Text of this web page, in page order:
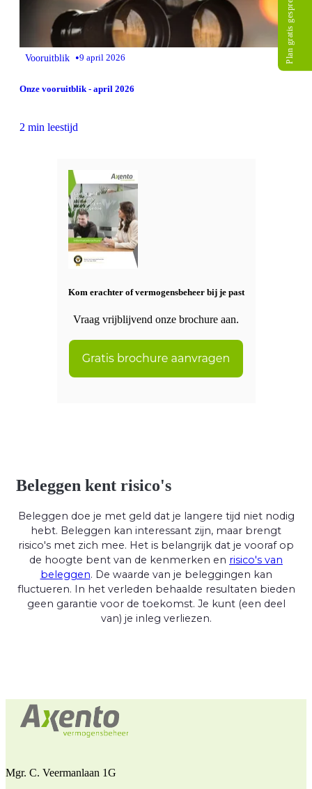
Vooruitblik •9 april 2026
Onze vooruitblik - april 2026
2 min leestijd
Kom erachter of vermogensbeheer bij je past
Vraag vrijblijvend onze brochure aan.
Beleggen kent risico's
Beleggen doe je met geld dat je langere tijd niet nodig
hebt. Beleggen kan interessant zijn, maar brengt
risico's met zich mee. Het is belangrijk dat je vooraf op
de hoogte bent van de kenmerken en risico's van
beleggen. De waarde van je beleggingen kan
fluctueren. In het verleden behaalde resultaten bieden
geen garantie voor de toekomst. Je kunt (een deel
van) je inleg verliezen.
Mgr. C. Veermanlaan 1G
Plan gratis gesprek